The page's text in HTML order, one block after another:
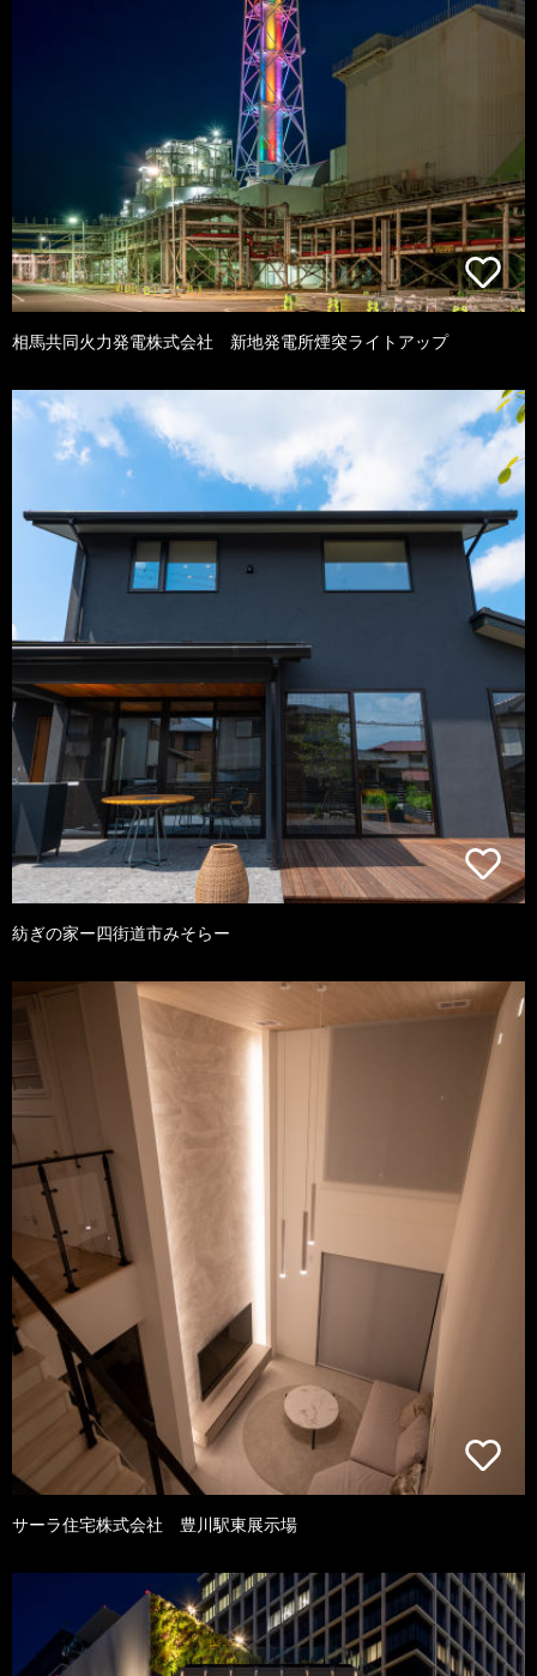
相馬共同火力発電株式会社 新地発電所煙突ライトアップ
紡ぎの家ー四街道市みそらー
サーラ住宅株式会社 豊川駅東展示場